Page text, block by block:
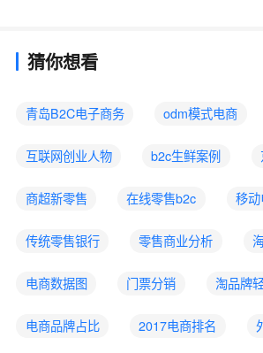
猜你想看
青岛B2C电子商务 odm模式电商
互联网创业人物 b2c生鲜案例
商超新零售 在线零售b2c 移
传统零售银行 零售商业分析
电商数据图 门票分销 淘品牌
电商品牌占比 2017电商排名